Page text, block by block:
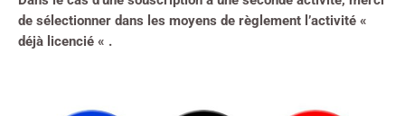
de sélectionner dans les moyens de règlement l’activité «
déjà licencié « .